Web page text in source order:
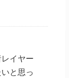
イヤー
と思っ